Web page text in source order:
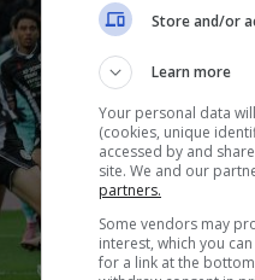
Store and/or
Learn more
Your personal data
(cookies, unique
accessed by and
site. We and our
partners.
Some vendors may
interest, which you
for a link at the